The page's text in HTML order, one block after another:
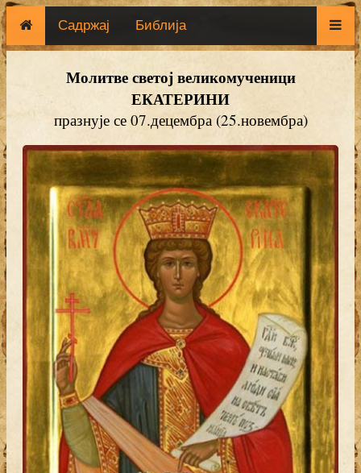
Садржај Библија
Молитве светој великомученици
ЕКАТЕРИНИ
празнује се 07.децембра (25.новембра)